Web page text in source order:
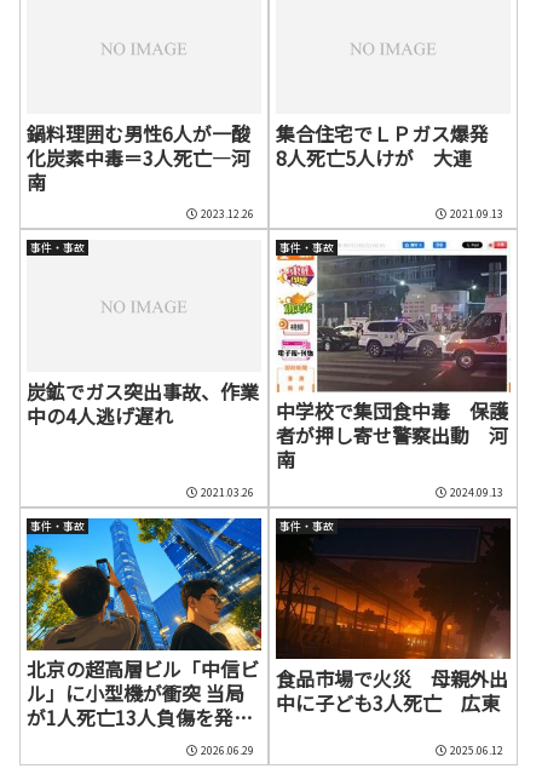
鍋料理囲む男性6人が一酸
化炭素中毒＝3人死亡―河
南
2023.12.26
集合住宅でＬＰガス爆発
8人死亡5人けが 大連
2021.09.13
事件・事故
炭鉱でガス突出事故、作業
中の4人逃げ遅れ
2021.03.26
事件・事故
中学校で集団食中毒 保護
者が押し寄せ警察出動 河
南
2024.09.13
事件・事故
北京の超高層ビル「中信ビ
ル」に小型機が衝突 当局
が1人死亡13人負傷を発
表、周辺空域で規制強化
2026.06.29
事件・事故
食品市場で火災 母親外出
中に子ども3人死亡 広東
2025.06.12